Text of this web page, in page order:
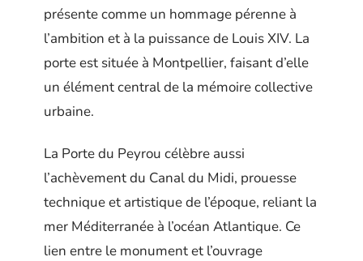
présente comme un hommage pérenne à
l’ambition et à la puissance de Louis XIV. La
porte est située à Montpellier, faisant d’elle
un élément central de la mémoire collective
urbaine.
La Porte du Peyrou célèbre aussi
l’achèvement du Canal du Midi, prouesse
technique et artistique de l’époque, reliant la
mer Méditerranée à l’océan Atlantique. Ce
lien entre le monument et l’ouvrage